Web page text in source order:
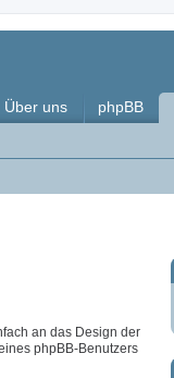
Über uns phpBB
an das Design der
phpBB-Benutzers